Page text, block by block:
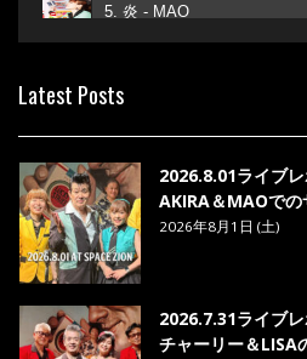
5. 炎 - MAO
7. ベストフレンド - MAO
Latest Posts
2026.8.01ライブ
AKIRA＆MAOでの
2026年8月1日 (土)
2026.7.31ライブ
チャーリー＆LISA